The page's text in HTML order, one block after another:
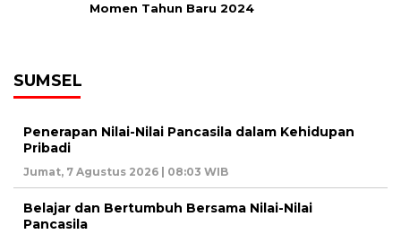
Momen Tahun Baru 2024
SUMSEL
Penerapan Nilai-Nilai Pancasila dalam Kehidupan
Pribadi
Jumat, 7 Agustus 2026 | 08:03 WIB
Belajar dan Bertumbuh Bersama Nilai-Nilai
Pancasila